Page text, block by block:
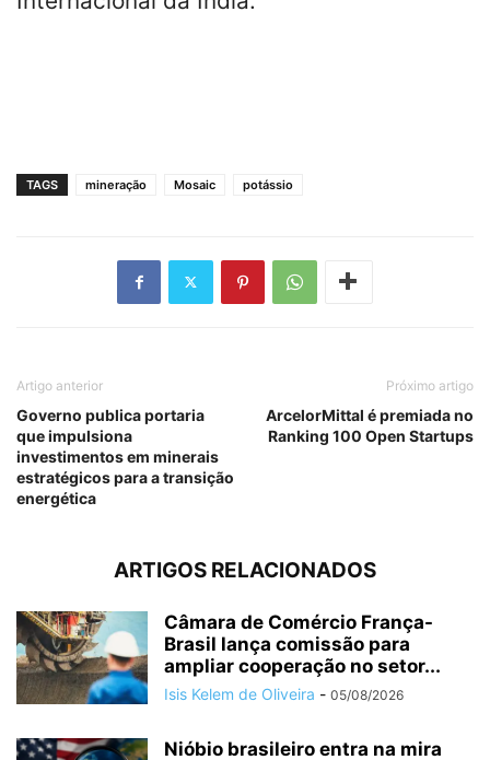
TAGS mineração Mosaic potássio
Artigo anterior
Governo publica portaria
que impulsiona
investimentos em minerais
estratégicos para a transição
energética
Próximo artigo
ArcelorMittal é premiada no
Ranking 100 Open Startups
ARTIGOS RELACIONADOS
Câmara de Comércio França-
Brasil lança comissão para
ampliar cooperação no setor...
Isis Kelem de Oliveira - 05/08/2026
Nióbio brasileiro entra na mira